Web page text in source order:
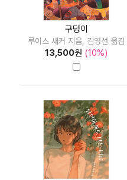
구덩이
루이스 새커 지음, 김영선 옮김
13,500원 (10%)